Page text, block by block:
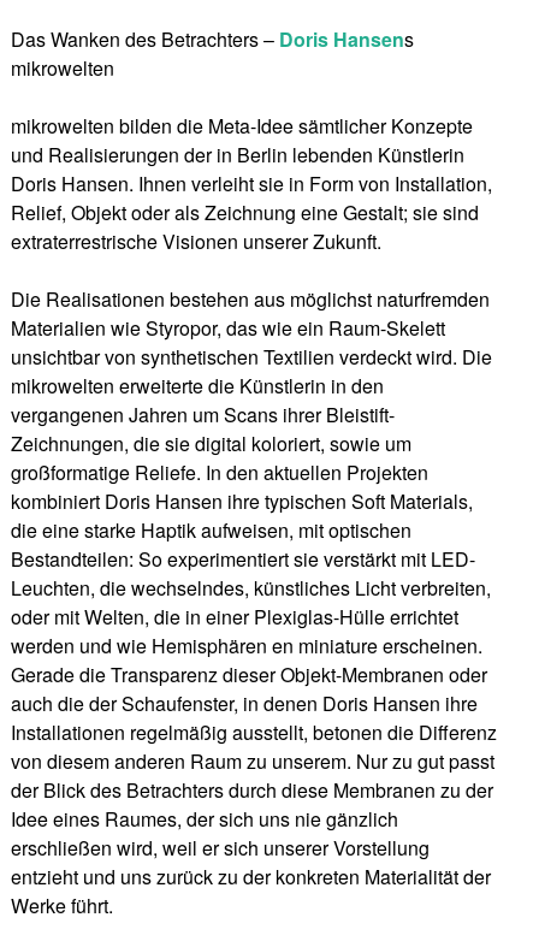
Das Wanken des Betrachters – Doris Hansens
mikrowelten
mikrowelten bilden die Meta-Idee sämtlicher Konzepte
und Realisierungen der in Berlin lebenden Künstlerin
Doris Hansen. Ihnen verleiht sie in Form von Installation,
Relief, Objekt oder als Zeichnung eine Gestalt; sie sind
extraterrestrische Visionen unserer Zukunft.
Die Realisationen bestehen aus möglichst naturfremden
Materialien wie Styropor, das wie ein Raum-Skelett
unsichtbar von synthetischen Textilien verdeckt wird. Die
mikrowelten erweiterte die Künstlerin in den
vergangenen Jahren um Scans ihrer Bleistift-
Zeichnungen, die sie digital koloriert, sowie um
großformatige Reliefe. In den aktuellen Projekten
kombiniert Doris Hansen ihre typischen Soft Materials,
die eine starke Haptik aufweisen, mit optischen
Bestandteilen: So experimentiert sie verstärkt mit LED-
Leuchten, die wechselndes, künstliches Licht verbreiten,
oder mit Welten, die in einer Plexiglas-Hülle errichtet
werden und wie Hemisphären en miniature erscheinen.
Gerade die Transparenz dieser Objekt-Membranen oder
auch die der Schaufenster, in denen Doris Hansen ihre
Installationen regelmäßig ausstellt, betonen die Differenz
von diesem anderen Raum zu unserem. Nur zu gut passt
der Blick des Betrachters durch diese Membranen zu der
Idee eines Raumes, der sich uns nie gänzlich
erschließen wird, weil er sich unserer Vorstellung
entzieht und uns zurück zu der konkreten Materialität der
Werke führt.